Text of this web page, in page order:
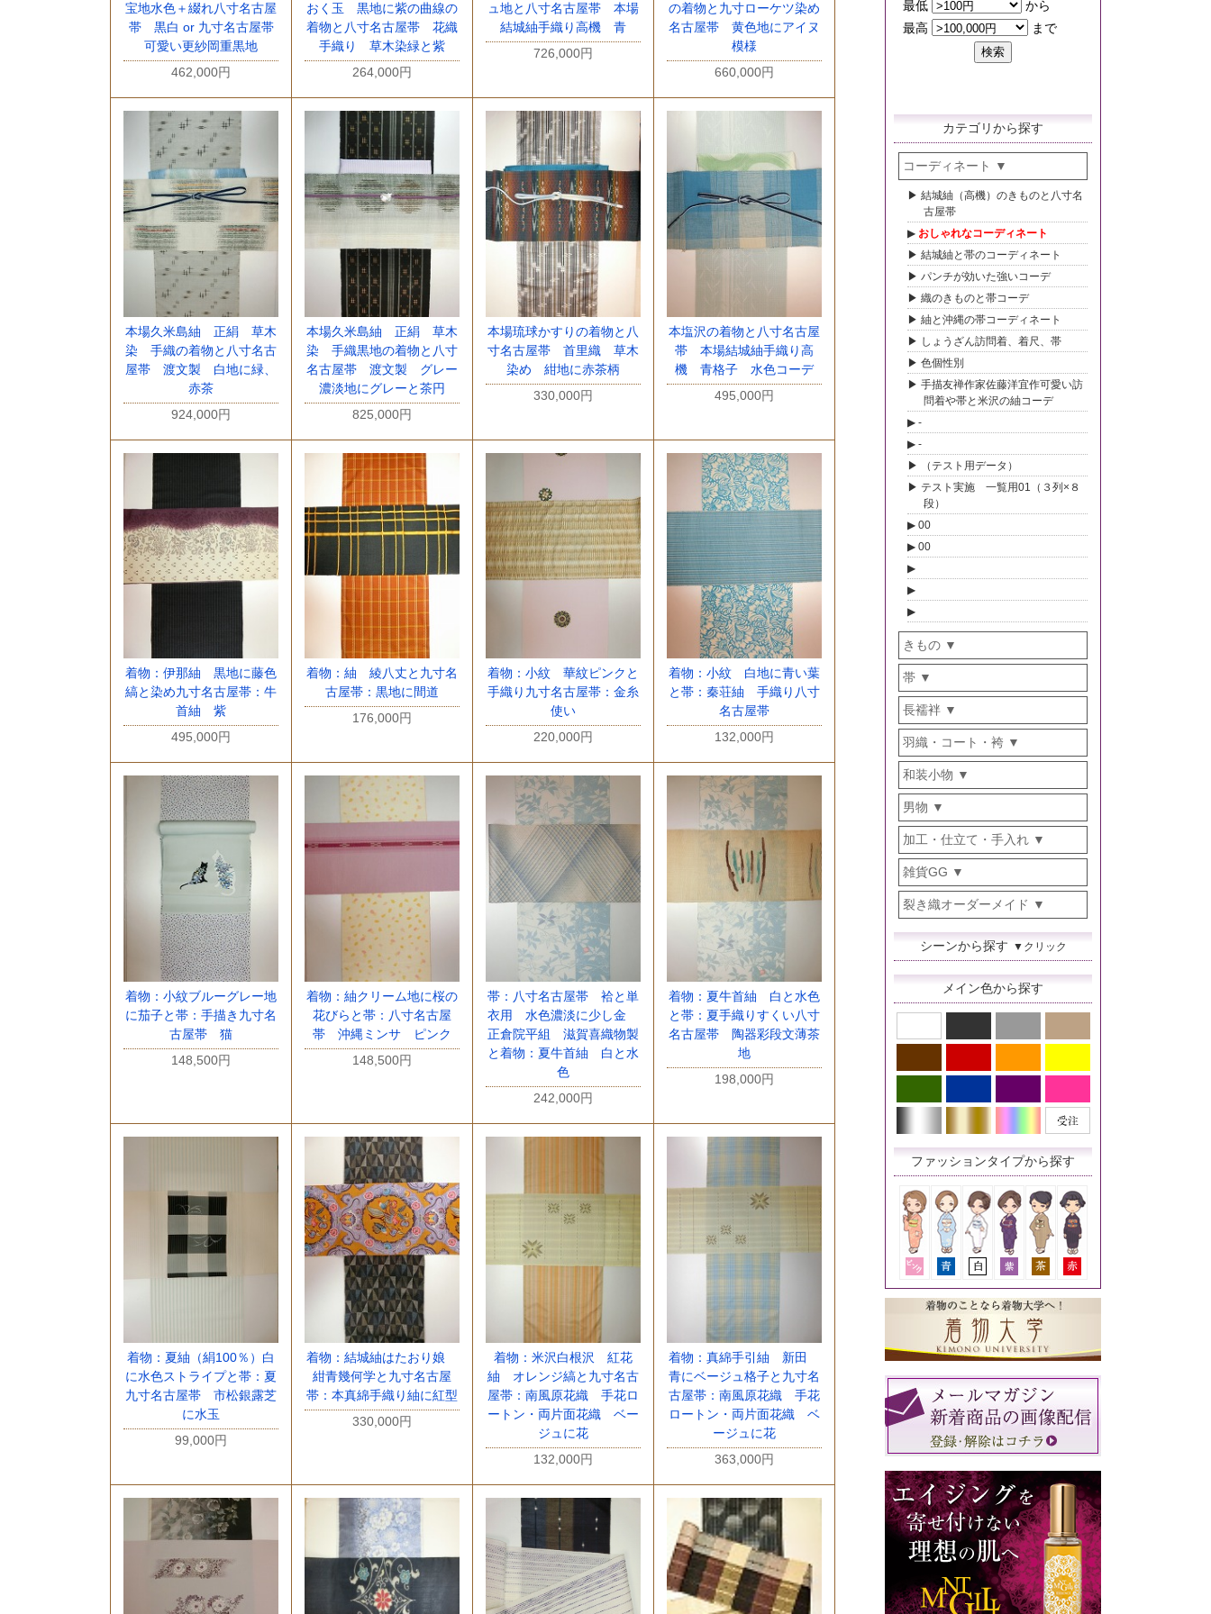
宝地水色＋綴れ八寸名古屋
帯 黒白 or 九寸名古屋帯
可愛い更紗岡重黒地
462,000円
おく玉 黒地に紫の曲線の
着物と八寸名古屋帯 花織
手織り 草木染緑と紫
264,000円
ュ地と八寸名古屋帯 本場
結城紬手織り高機 青
726,000円
の着物と九寸ローケツ染め
名古屋帯 黄色地にアイヌ
模様
660,000円
本場久米島紬 正絹 草木
染 手織の着物と八寸名古
屋帯 渡文製 白地に緑、
赤茶
924,000円
本場久米島紬 正絹 草木
染 手織黒地の着物と八寸
名古屋帯 渡文製 グレー
濃淡地にグレーと茶円
825,000円
本場琉球かすりの着物と八
寸名古屋帯 首里織 草木
染め 紺地に赤茶柄
330,000円
本塩沢の着物と八寸名古屋
帯 本場結城紬手織り高
機 青格子 水色コーデ
495,000円
着物：伊那紬 黒地に藤色
縞と染め九寸名古屋帯：牛
首紬 紫
495,000円
着物：紬 綾八丈と九寸名
古屋帯：黒地に間道
176,000円
着物：小紋 華紋ピンクと
手織り九寸名古屋帯：金糸
使い
220,000円
着物：小紋 白地に青い葉
と帯：秦荘紬 手織り八寸
名古屋帯
132,000円
着物：小紋ブルーグレー地
に茄子と帯：手描き九寸名
古屋帯 猫
148,500円
着物：紬クリーム地に桜の
花びらと帯：八寸名古屋
帯 沖縄ミンサ ピンク
148,500円
帯：八寸名古屋帯 袷と単
衣用 水色濃淡に少し金
正倉院平組 滋賀喜織物製
と着物：夏牛首紬 白と水
色
242,000円
着物：夏牛首紬 白と水色
と帯：夏手織りすくい八寸
名古屋帯 陶器彩段文薄茶
地
198,000円
着物：夏紬（絹100％）白
に水色ストライプと帯：夏
九寸名古屋帯 市松銀露芝
に水玉
99,000円
着物：結城紬はたおり娘
紺青幾何学と九寸名古屋
帯：本真綿手織り紬に紅型
330,000円
着物：米沢白根沢 紅花
紬 オレンジ縞と九寸名古
屋帯：南風原花織 手花ロ
ートン・両片面花織 ベー
ジュに花
132,000円
着物：真綿手引紬 新田
青にベージュ格子と九寸名
古屋帯：南風原花織 手花
ロートン・両片面花織 ベ
ージュに花
363,000円
カテゴリから探す
コーディネート
結城紬（高機）のきものと八寸名
古屋帯
おしゃれなコーディネート
結城紬と帯のコーディネート
パンチが効いた強いコーデ
織のきものと帯コーデ
紬と沖縄の帯コーディネート
しょうざん訪問着、着尺、帯
色個性別
手描友禅作家佐藤洋宜作可愛い訪
問着や帯と米沢の紬コーデ
-
-
（テスト用データ）
テスト実施 一覧用01（３列×８
段）
00
00
きもの
帯
長襦袢
羽織・コート・袴
和装小物
男物
加工・仕立て・手入れ
雑貨GG
裂き織オーダーメイド
シーンから探す ▼クリック
メイン色から探す
ファッションタイプから探す